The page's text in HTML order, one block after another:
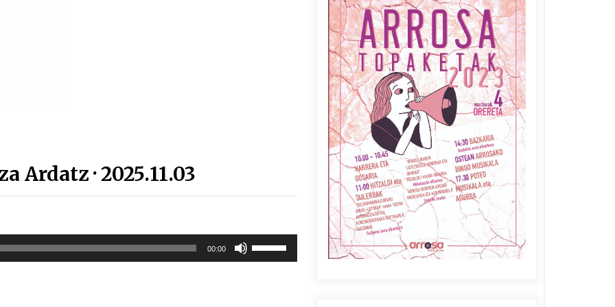
Azaroak 6 Iurretan Arrosa
sarearen IX. topaketak
2021/10/04
Berria egunkarian
elkarrizketa Arrosaren 20
urteez
2021/07/06
Arrosaren laburpen bideoa
Hamaika Telebistaren eskutik
2021/06/30
Ardatz · 2025.11.03
00:00